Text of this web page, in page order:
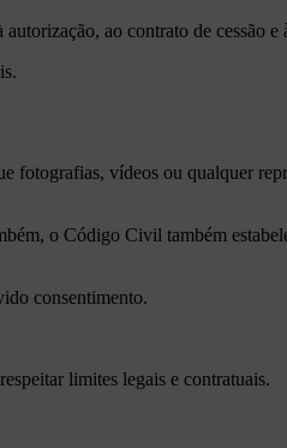
ao contrato de cessão
fotografias, vídeos ou qualquer
o Código Civil também
consentimento.
limites legais e contratuais.